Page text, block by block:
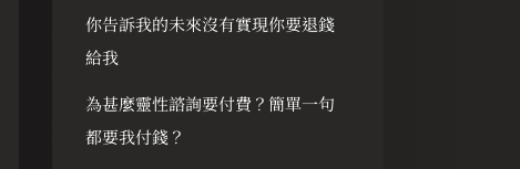
你告訴我的未來沒有實現你要退錢
給我
為甚麼靈性諮詢要付費？簡單一句
都要我付錢？